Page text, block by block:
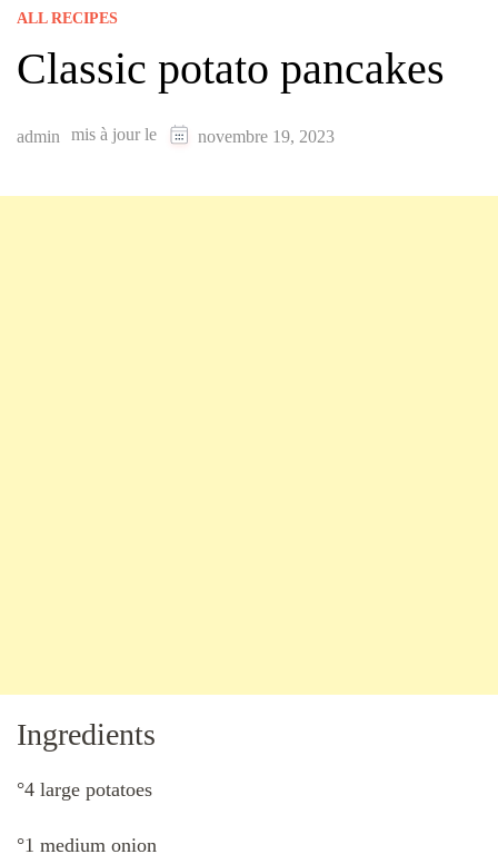
ALL RECIPES
Classic potato pancakes
admin mis à jour le novembre 19, 2023
Ingredients
°4 large potatoes
°1 medium onion